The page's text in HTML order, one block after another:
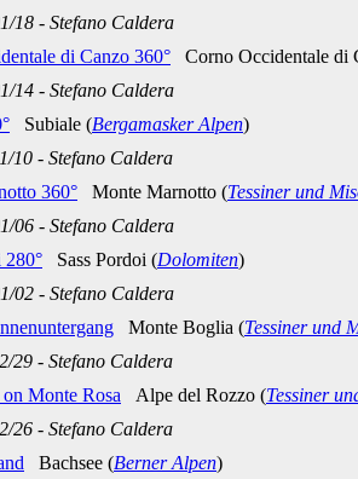
18 - Stefano Caldera
di Canzo 360° Corno Occidentale di
14 - Stefano Caldera
Subiale (Bergamasker Alpen)
10 - Stefano Caldera
360° Monte Marnotto (Tessiner und
06 - Stefano Caldera
280° Sass Pordoi (Dolomiten)
02 - Stefano Caldera
Monte Boglia (Tessiner und
29 - Stefano Caldera
Monte Rosa Alpe del Rozzo (Tessiner
26 - Stefano Caldera
Bachsee (Berner Alpen)